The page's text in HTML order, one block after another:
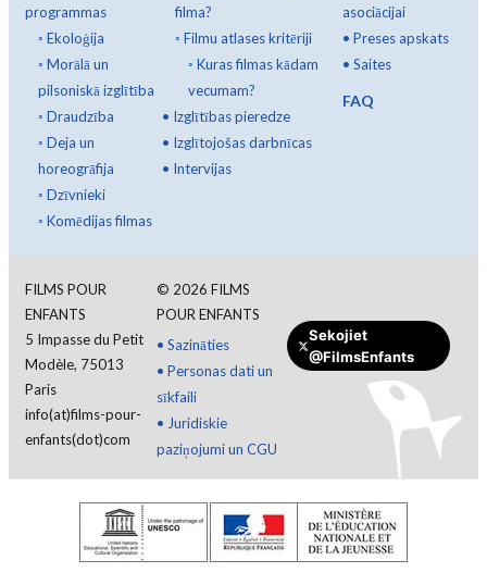
programmas
◦ Ekoloģija
◦ Morālā un
pilsoniskā izglītība
◦ Draudzība
◦ Deja un
horeogrāfija
◦ Dzīvnieki
◦ Komēdijas filmas
filma?
◦ Filmu atlases kritēriji
◦ Kuras filmas kādam
vecumam?
• Izglītības pieredze
• Izglītojošas darbnīcas
• Intervijas
asociācijai
•Preses apskats
•Saites
FAQ
FILMS POUR
ENFANTS
5 Impasse du Petit
Modèle, 75013
Paris
info(at)films-pour-
enfants(dot)com
© 2026 FILMS
POUR ENFANTS
• Sazināties
• Personas dati un
sīkfaili
• Juridiskie
paziņojumi un CGU
Sekojiet
@FilmsEnfants